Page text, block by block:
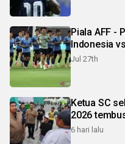
Piala AFF -
Indonesia
Jul 27th
Ketua SC
2026
6 hari lalu